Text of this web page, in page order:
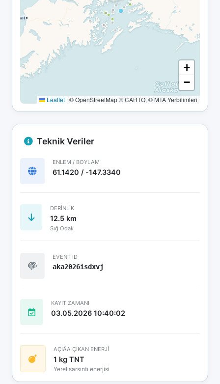
+
−
Leaflet | © OpenStreetMap © CARTO, © MTA Yerbilimleri
Teknik Veriler
ENLEM / BOYLAM
61.1420 / -147.3340
DERINLIK
12.5 km
Sığ Odak
EVENT ID
aka2026isdxvj
KAYIT ZAMANI
03.05.2026 10:40:02
AÇIÄA ÇIKAN ENERJİ
1 kg TNT
Yerel sarsıntı enerjisi